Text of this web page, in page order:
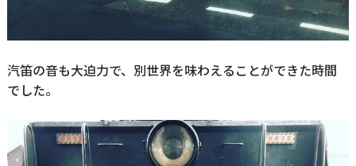
汽笛の音も大迫力で、別世界を味わえることができた時間
でした。